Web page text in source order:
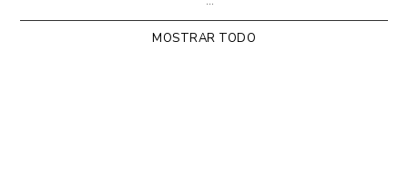
Designed by Riflessi Lab
MOSTRAR TODO